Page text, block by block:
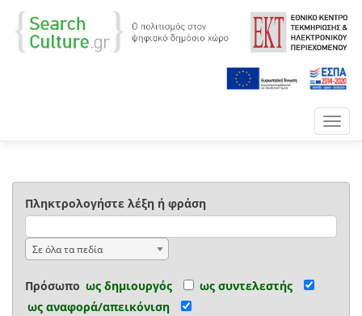
Πληκτρολογήστε λέξη ή φράση
Σε όλα τα πεδία
Πρόσωπο ως δημιουργός
ως συντελεστής
ως αναφορά/απεικόνιση